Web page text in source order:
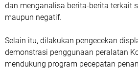
dan menganalisa berita-berita terkait
maupun negatif.
Selain itu, dilakukan pengecekan
demonstrasi penggunaan peralatan
mendukung program pecepatan